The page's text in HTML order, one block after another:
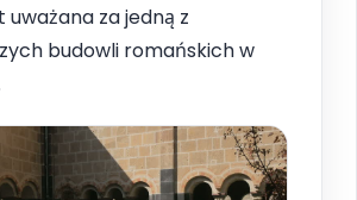
uważana za jedną z
budowli romańskich w